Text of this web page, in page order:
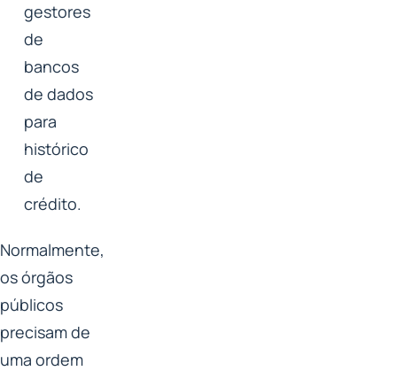
gestores
de
bancos
de dados
para
histórico
de
crédito.
Normalmente,
os órgãos
públicos
precisam de
uma ordem